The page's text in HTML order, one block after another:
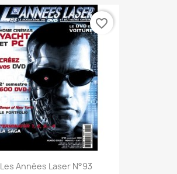
Les Années Laser N°93
favorite_border